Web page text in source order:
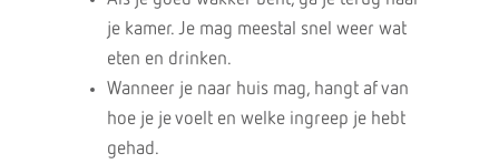
je kamer. Je mag meestal snel weer wat
eten en drinken.
Wanneer je naar huis mag, hangt af van
hoe je je voelt en welke ingreep je hebt
gehad.